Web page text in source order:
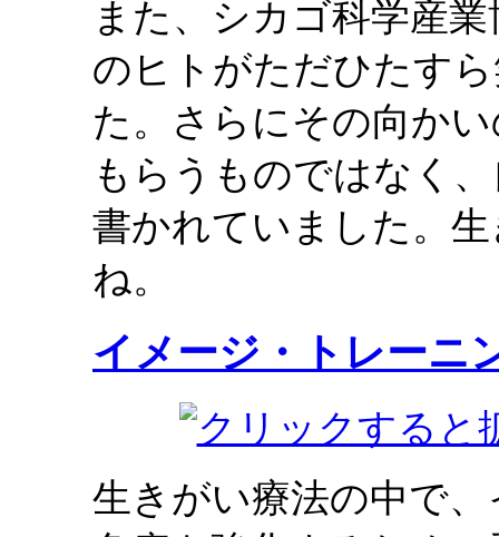
また、シカゴ科学産
のヒトがただひたす
た。さらにその向か
もらうものではなく
書かれていました。
ね。
イメージ・トレーニ
生きがい療法の中で